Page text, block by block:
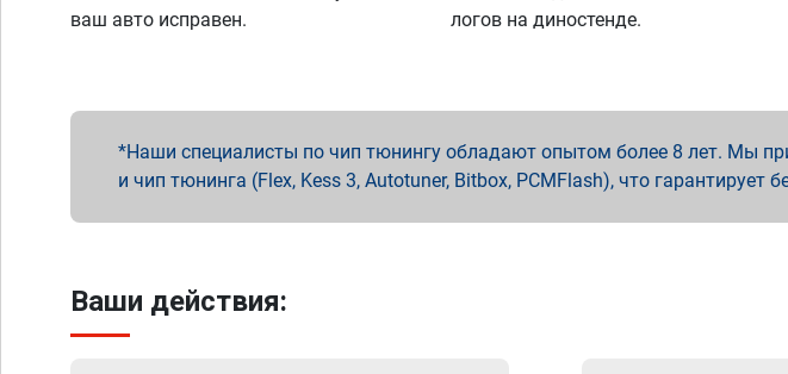
ваш авто исправен.
логов на диностенде.
Наши специалисты по чип тюнингу обладают опытом более 8 лет. Мы
и чип тюнинга (Flex, Kess 3, Autotuner, Bitbox, PCMFlash), что гарантирует
Ваши действия: